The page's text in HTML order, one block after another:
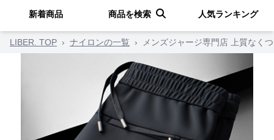
新着商品 商品を検索 人気ランキング
LIBER. TOP › ナイロンの一覧 › メンズジャージ専門店 上質なく